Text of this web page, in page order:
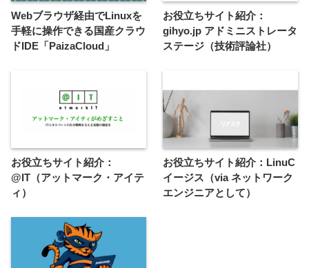
Webブラウザ経由でLinuxを
手軽に操作できる国産クラウ
ドIDE「PaizaCloud」
お役立ちサイト紹介：
gihyo.jp アドミニストレータ
ステージ（技術評論社）
お役立ちサイト紹介：
@IT（アットマーク・アイテ
ィ）
お役立ちサイト紹介：LinuC
イージス（via ネットワーク
エンジニアとして）